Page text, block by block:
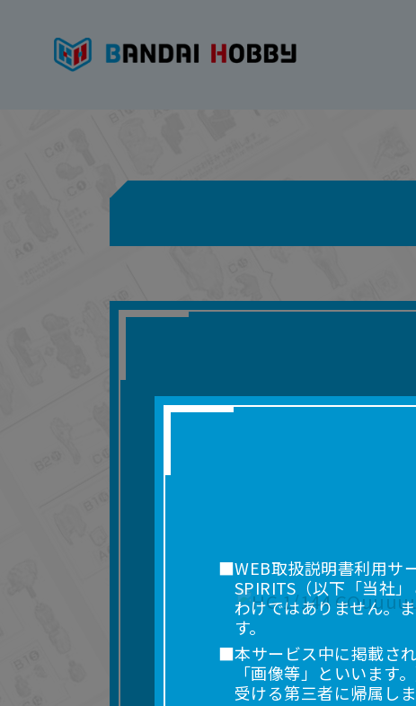
■WEB取扱説明書利用サ
SPIRITS（以下「当社
わけではありません。
す。
■本サービス中に掲載さ
「画像等」といいます
受ける第三者に帰属しま